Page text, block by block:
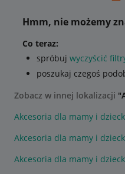
Hmm, nie możemy
Co teraz:
spróbuj wyczyścić
poszukaj czegoś
Zobacz w innej lokalizacji
Akcesoria dla mamy i
Akcesoria dla mamy i
Akcesoria dla mamy i